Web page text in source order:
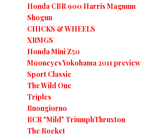
Honda CBR 900 Harris Magnum
Shogun
CHICKS & WHEELS
XRMGS
Honda Mini Z50
Mooneyes Yokohama 2011 preview
Sport Classic
The Wild One
Triples
Buongiorno
BCR "Mild" TriumphThruxton
The Rocket